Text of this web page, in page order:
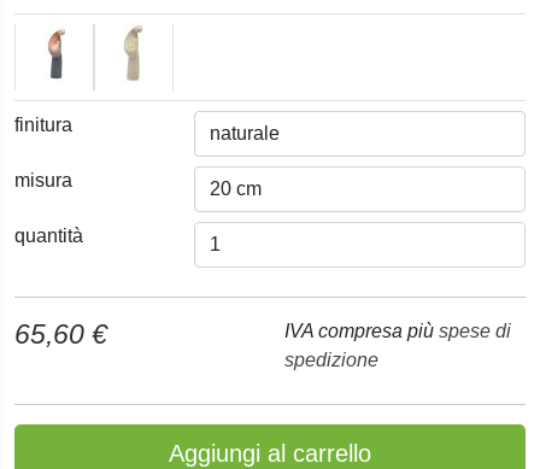
finitura
misura
quantità
65,60 € IVA compresa più spese di
spedizione
Aggiungi al carrello